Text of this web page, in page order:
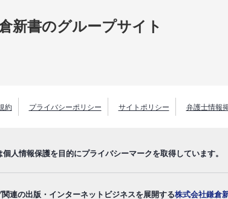
新書のグループサイト
約 プライバシーポリシー サイトポリシー 弁護士情報
人情報保護を目的にプライバシーマークを取得しています。
連の出版・インターネットビジネスを展開する株式会社鎌倉